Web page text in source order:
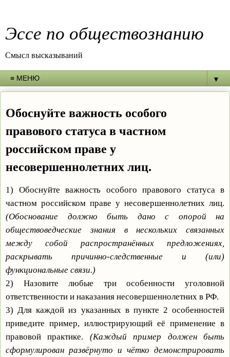
Эссе по обществознанию
Смысл высказываний
▼
Обоснуйте важность особого
правового статуса в частном
российском праве у
несовершеннолетних лиц.
1) Обоснуйте важность особого правового статуса в
частном российском праве у несовершеннолетних лиц.
(Обоснование должно быть дано с опорой на
обществоведческие знания в нескольких связанных
между собой распространённых предложениях,
раскрывать причинно-следственные и (или)
функциональные связи.)
2) Назовите любые три особенности уголовной
ответственности и наказания несовершеннолетних в РФ.
3) Для каждой из указанных в пункте 2 особенностей
приведите пример, иллюстрирующий её применение в
правовой практике. (Каждый пример должен быть
сформулирован развёрнуто и чётко демонстрировать